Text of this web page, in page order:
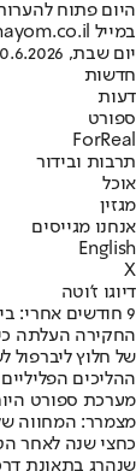
היום פתוח
במייל hayom@israelhayom.co.il.
יום שבת, 20.6.2026
חדשות
דעות
ספורט
ForReal
תרבות ובידור
אוכל
מגזין
אנחנו מגייסים
English
X
דיוגו ז'וטה
9 חודשים אחרי: בית המשפט קבע את נסיבות מותו של דיוגו ז'וטה
החקירה העלתה
של חלוץ ליברפול
ההליכים
מערכת ספורט
מצמרר: המחווה
כחצי שנה לאחר
שנהרג בתאונת